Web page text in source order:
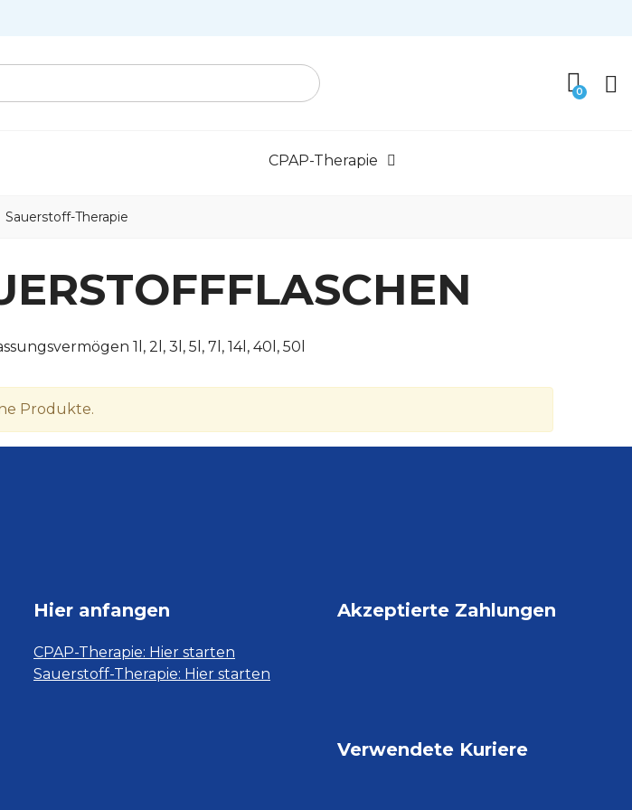
CPAP-Therapie
Sauerstoff-Therapie
1l, 2l, 3l, 5l, 7l, 14l, 40l, 50l
Produkte.
Hier anfangen
CPAP-Therapie: Hier starten
Sauerstoff-Therapie: Hier starten
Akzeptierte Zahlungen
Verwendete Kuriere